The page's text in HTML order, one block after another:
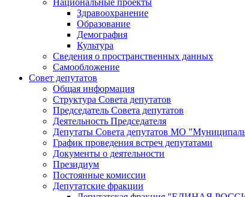
Здравоохранение
Образование
Демография
Культура
Сведения о пространственных данных
Самообложение
Совет депутатов
Общая информация
Структура Совета депутатов
Председатель Совета депутатов
Деятельность Председателя
Депутаты Совета депутатов МО
График проведения встреч депутатами
Документы о деятельности
Президиум
Постоянные комиссии
Депутатские фракции